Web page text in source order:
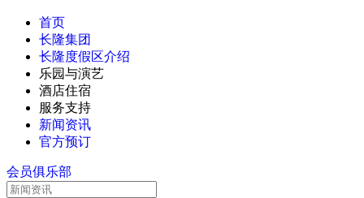
首页
长隆集团
长隆度假区介绍
乐园与演艺
酒店住宿
服务支持
新闻资讯
官方预订
会员俱乐部